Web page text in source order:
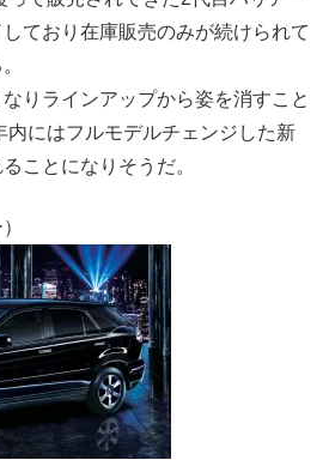
ており在庫販売のみが続けられて
りラインアップから姿を消すこと
内にはフルモデルチェンジした新
ことになりそうだ。